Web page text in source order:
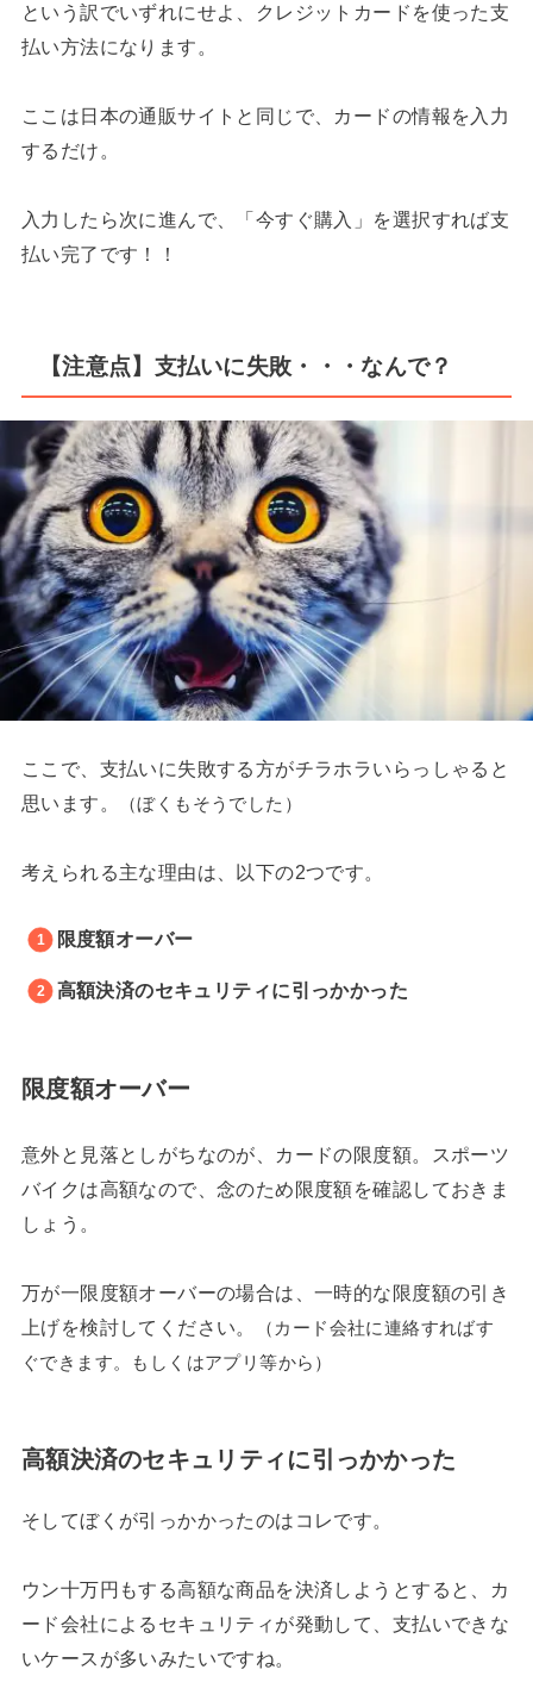
という訳でいずれにせよ、クレジットカードを使った支
払い方法になります。
ここは日本の通販サイトと同じで、カードの情報を入力
するだけ。
入力したら次に進んで、「今すぐ購入」を選択すれば支
払い完了です！！
【注意点】支払いに失敗・・・なんで？
ここで、支払いに失敗する方がチラホラいらっしゃると
思います。
（ぼくもそうでした）
考えられる主な理由は、以下の2つです。
限度額オーバー
高額決済のセキュリティに引っかかった
限度額オーバー
意外と見落としがちなのが、カードの限度額。スポーツ
バイクは高額なので、念のため限度額を確認しておきま
しょう。
万が一限度額オーバーの場合は、一時的な限度額の引き
上げを検討してください。
（カード会社に連絡すればす
ぐできます。もしくはアプリ等から）
高額決済のセキュリティに引っかかった
そしてぼくが引っかかったのはコレです。
ウン十万円もする高額な商品を決済しようとすると、カ
ード会社によるセキュリティが発動して、支払いできな
いケースが多いみたいですね。